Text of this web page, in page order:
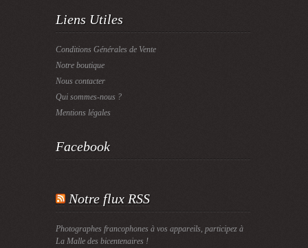
Liens Utiles
Conditions Générales de Vente
Notre boutique
Nous contacter
Qui sommes-nous ?
Mentions légales
Facebook
Notre flux RSS
Photographes francophones à vos appareils, participez à
La Malle des bicentenaires !